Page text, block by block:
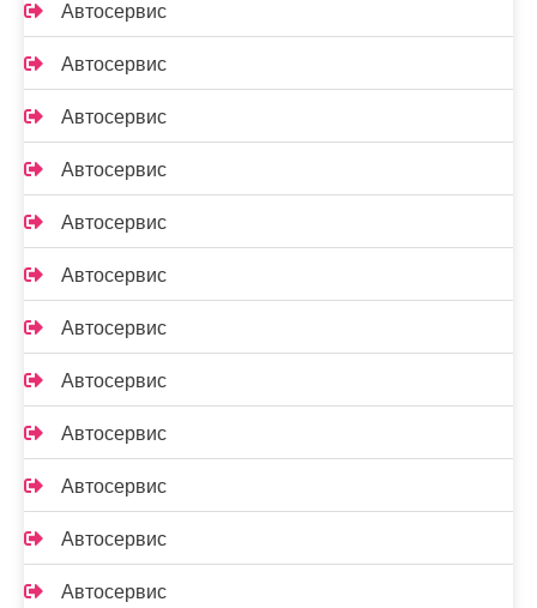
Автосервис
Автосервис
Автосервис
Автосервис
Автосервис
Автосервис
Автосервис
Автосервис
Автосервис
Автосервис
Автосервис
Автосервис